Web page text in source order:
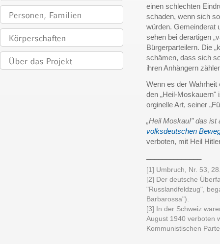
einen schlechten
schaden, wenn sich
würden. Gemeinderat
sehen bei derartigen
Bürgerparteilern. Die
schämen, dass sich
ihren Anhängern
Wenn es der
den „Heil-Moskauern"
orginelle Art, seiner
„Heil Moskau!" das
volksdeutschen
verboten, mit Heil
[1] Umbruch, Nr. 53,
[2] Der deutsche
"Russlandfeldzug",
Barbarossa").
[3] In der Schweiz
August 1940 verboten
Kommunistischen